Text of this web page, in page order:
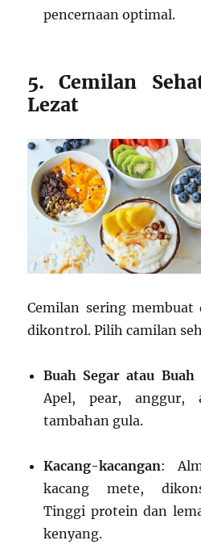
pencernaan optimal.
5. Cemilan
Lezat
Cemilan sering
dikontrol. Pilih camilan
Buah Segar atau
Apel, pear, anggur,
tambahan gula.
Kacang-kacangan:
kacang mete,
Tinggi protein dan
kenyang.